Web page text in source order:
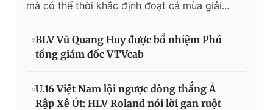
mà có thể thời khắc định đoạt cả mùa giải...
BLV Vũ Quang Huy được bổ nhiệm Phó
tổng giám đốc VTVcab
U.16 Việt Nam lội ngược dòng thắng Ả
Rập Xê Út: HLV Roland nói lời gan ruột